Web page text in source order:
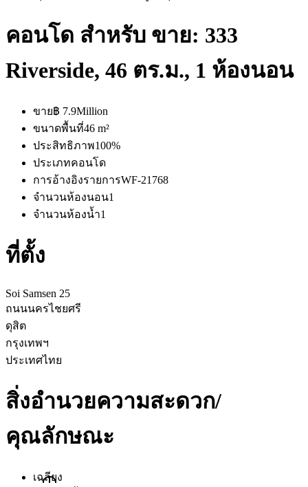
คอนโด สำหรับ ขาย: 333
Riverside, 46 ตร.ม., 1 ห้องนอน
ขาย฿ 7.9Million
ขนาดพื้นที่46 m²
ประสิทธิภาพ100%
ประเภทคอนโด
การอ้างอิงรายการWF-21768
จำนวนห้องนอน1
จำนวนห้องน้ำ1
ที่ตั้ง
Soi Samsen 25
ถนนนครไชยศรี
ดุสิต
กรุงเทพฯ
ประเทศไทย
สิ่งอำนวยความสะดวก/
คุณลักษณะ
เฉลียง